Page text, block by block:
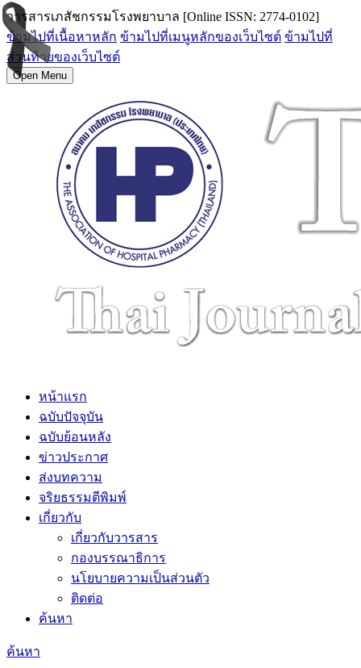
วารสารเภสัชกรรมโรงพยาบาล [Online ISSN: 2774-0102]
ข้ามไปที่เนื้อหาหลัก ข้ามไปที่เมนูหลักของเว็บไซต์ ข้ามไปที่
ส่วนท้ายของเว็บไซต์
Open Menu
หน้าแรก
ฉบับปัจจุบัน
ฉบับย้อนหลัง
ข่าวประกาศ
ส่งบทความ
จริยธรรมตีพิมพ์
เกี่ยวกับ
เกี่ยวกับวารสาร
กองบรรณาธิการ
นโยบายความเป็นส่วนตัว
ติดต่อ
ค้นหา
ค้นหา